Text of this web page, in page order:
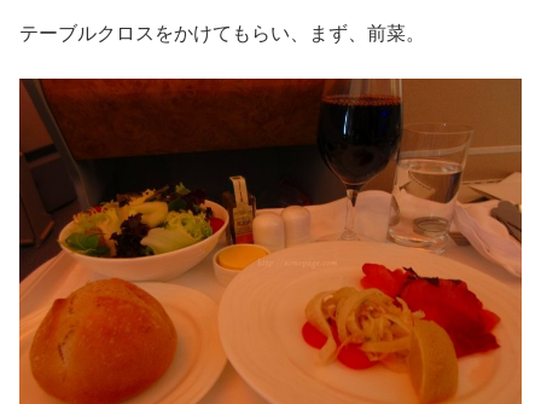
テーブルクロスをかけてもらい、まず、前菜。